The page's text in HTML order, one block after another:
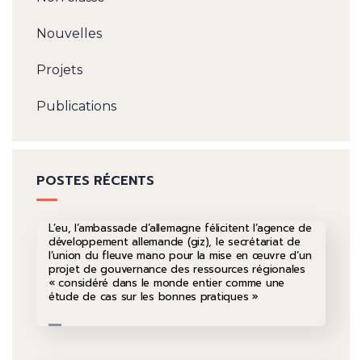
Nouvelles
Projets
Publications
POSTES RÉCENTS
L’eu, l’ambassade d’allemagne félicitent l’agence de
développement allemande (giz), le secrétariat de
l’union du fleuve mano pour la mise en œuvre d’un
projet de gouvernance des ressources régionales
« considéré dans le monde entier comme une
étude de cas sur les bonnes pratiques »